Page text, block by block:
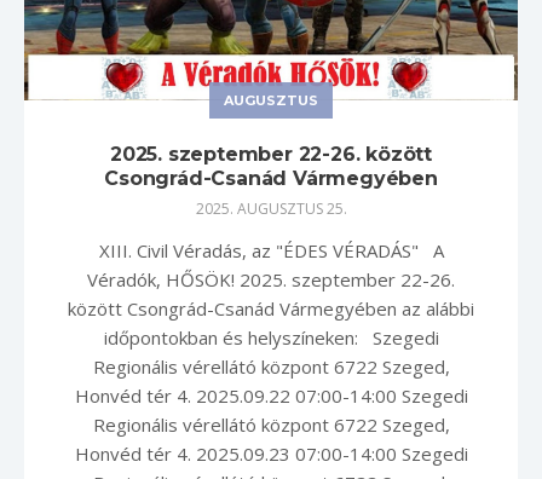
AUGUSZTUS
2025. szeptember 22-26. között
Csongrád-Csanád Vármegyében
2025. AUGUSZTUS 25.
XIII. Civil Véradás, az "ÉDES VÉRADÁS" A
Véradók, HŐSÖK! 2025. szeptember 22-26.
között Csongrád-Csanád Vármegyében az alábbi
időpontokban és helyszíneken: Szegedi
Regionális vérellátó központ 6722 Szeged,
Honvéd tér 4. 2025.09.22 07:00-14:00 Szegedi
Regionális vérellátó központ 6722 Szeged,
Honvéd tér 4. 2025.09.23 07:00-14:00 Szegedi